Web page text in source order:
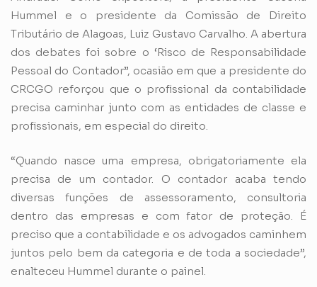
Hummel e o presidente da Comissão de Direito
Tributário de Alagoas, Luiz Gustavo Carvalho. A abertura
dos debates foi sobre o ‘Risco de Responsabilidade
Pessoal do Contador”, ocasião em que a presidente do
CRCGO reforçou que o profissional da contabilidade
precisa caminhar junto com as entidades de classe e
profissionais, em especial do direito.
“Quando nasce uma empresa, obrigatoriamente ela
precisa de um contador. O contador acaba tendo
diversas funções de assessoramento, consultoria
dentro das empresas e com fator de proteção. É
preciso que a contabilidade e os advogados caminhem
juntos pelo bem da categoria e de toda a sociedade”,
enalteceu Hummel durante o painel.